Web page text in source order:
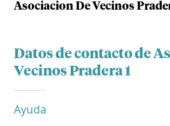
Asociacion De Vecinos
Datos de contacto de
Vecinos Pradera 1
Ayuda